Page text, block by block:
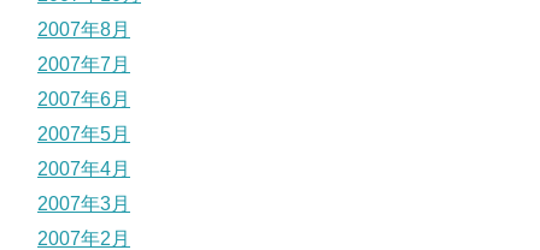
2007年8月
2007年7月
2007年6月
2007年5月
2007年4月
2007年3月
2007年2月